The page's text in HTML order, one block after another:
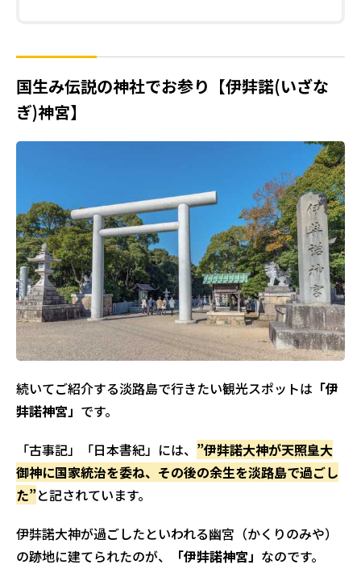
国生み伝説の神社でお参り【伊弉諾(いざな
ぎ)神宮】
続いてご紹介する淡路島で行きたい観光スポットは 「伊
弉諾神宮」 です。
「古事記」「日本書紀」には、 ”伊弉諾大神が天照皇大
御神に国家統治を委ね、その後の余生を淡路島で過ごし
た”と記されています。
伊弉諾大神が過ごしたといわれる幽宮（かくりのみや）
の跡地に建てられたのが、
「伊弉諾神宮」 なのです。